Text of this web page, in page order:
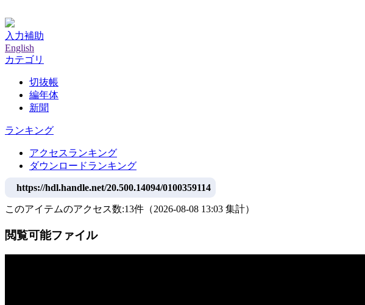
入力補助
English
カテゴリ
切抜帳
編年体
新聞
ランキング
アクセスランキング
ダウンロードランキング
https://hdl.handle.net/20.500.14094/0100359114
このアイテムのアクセス数:13件 （2026-08-08 13:03 集計）
閲覧可能ファイル